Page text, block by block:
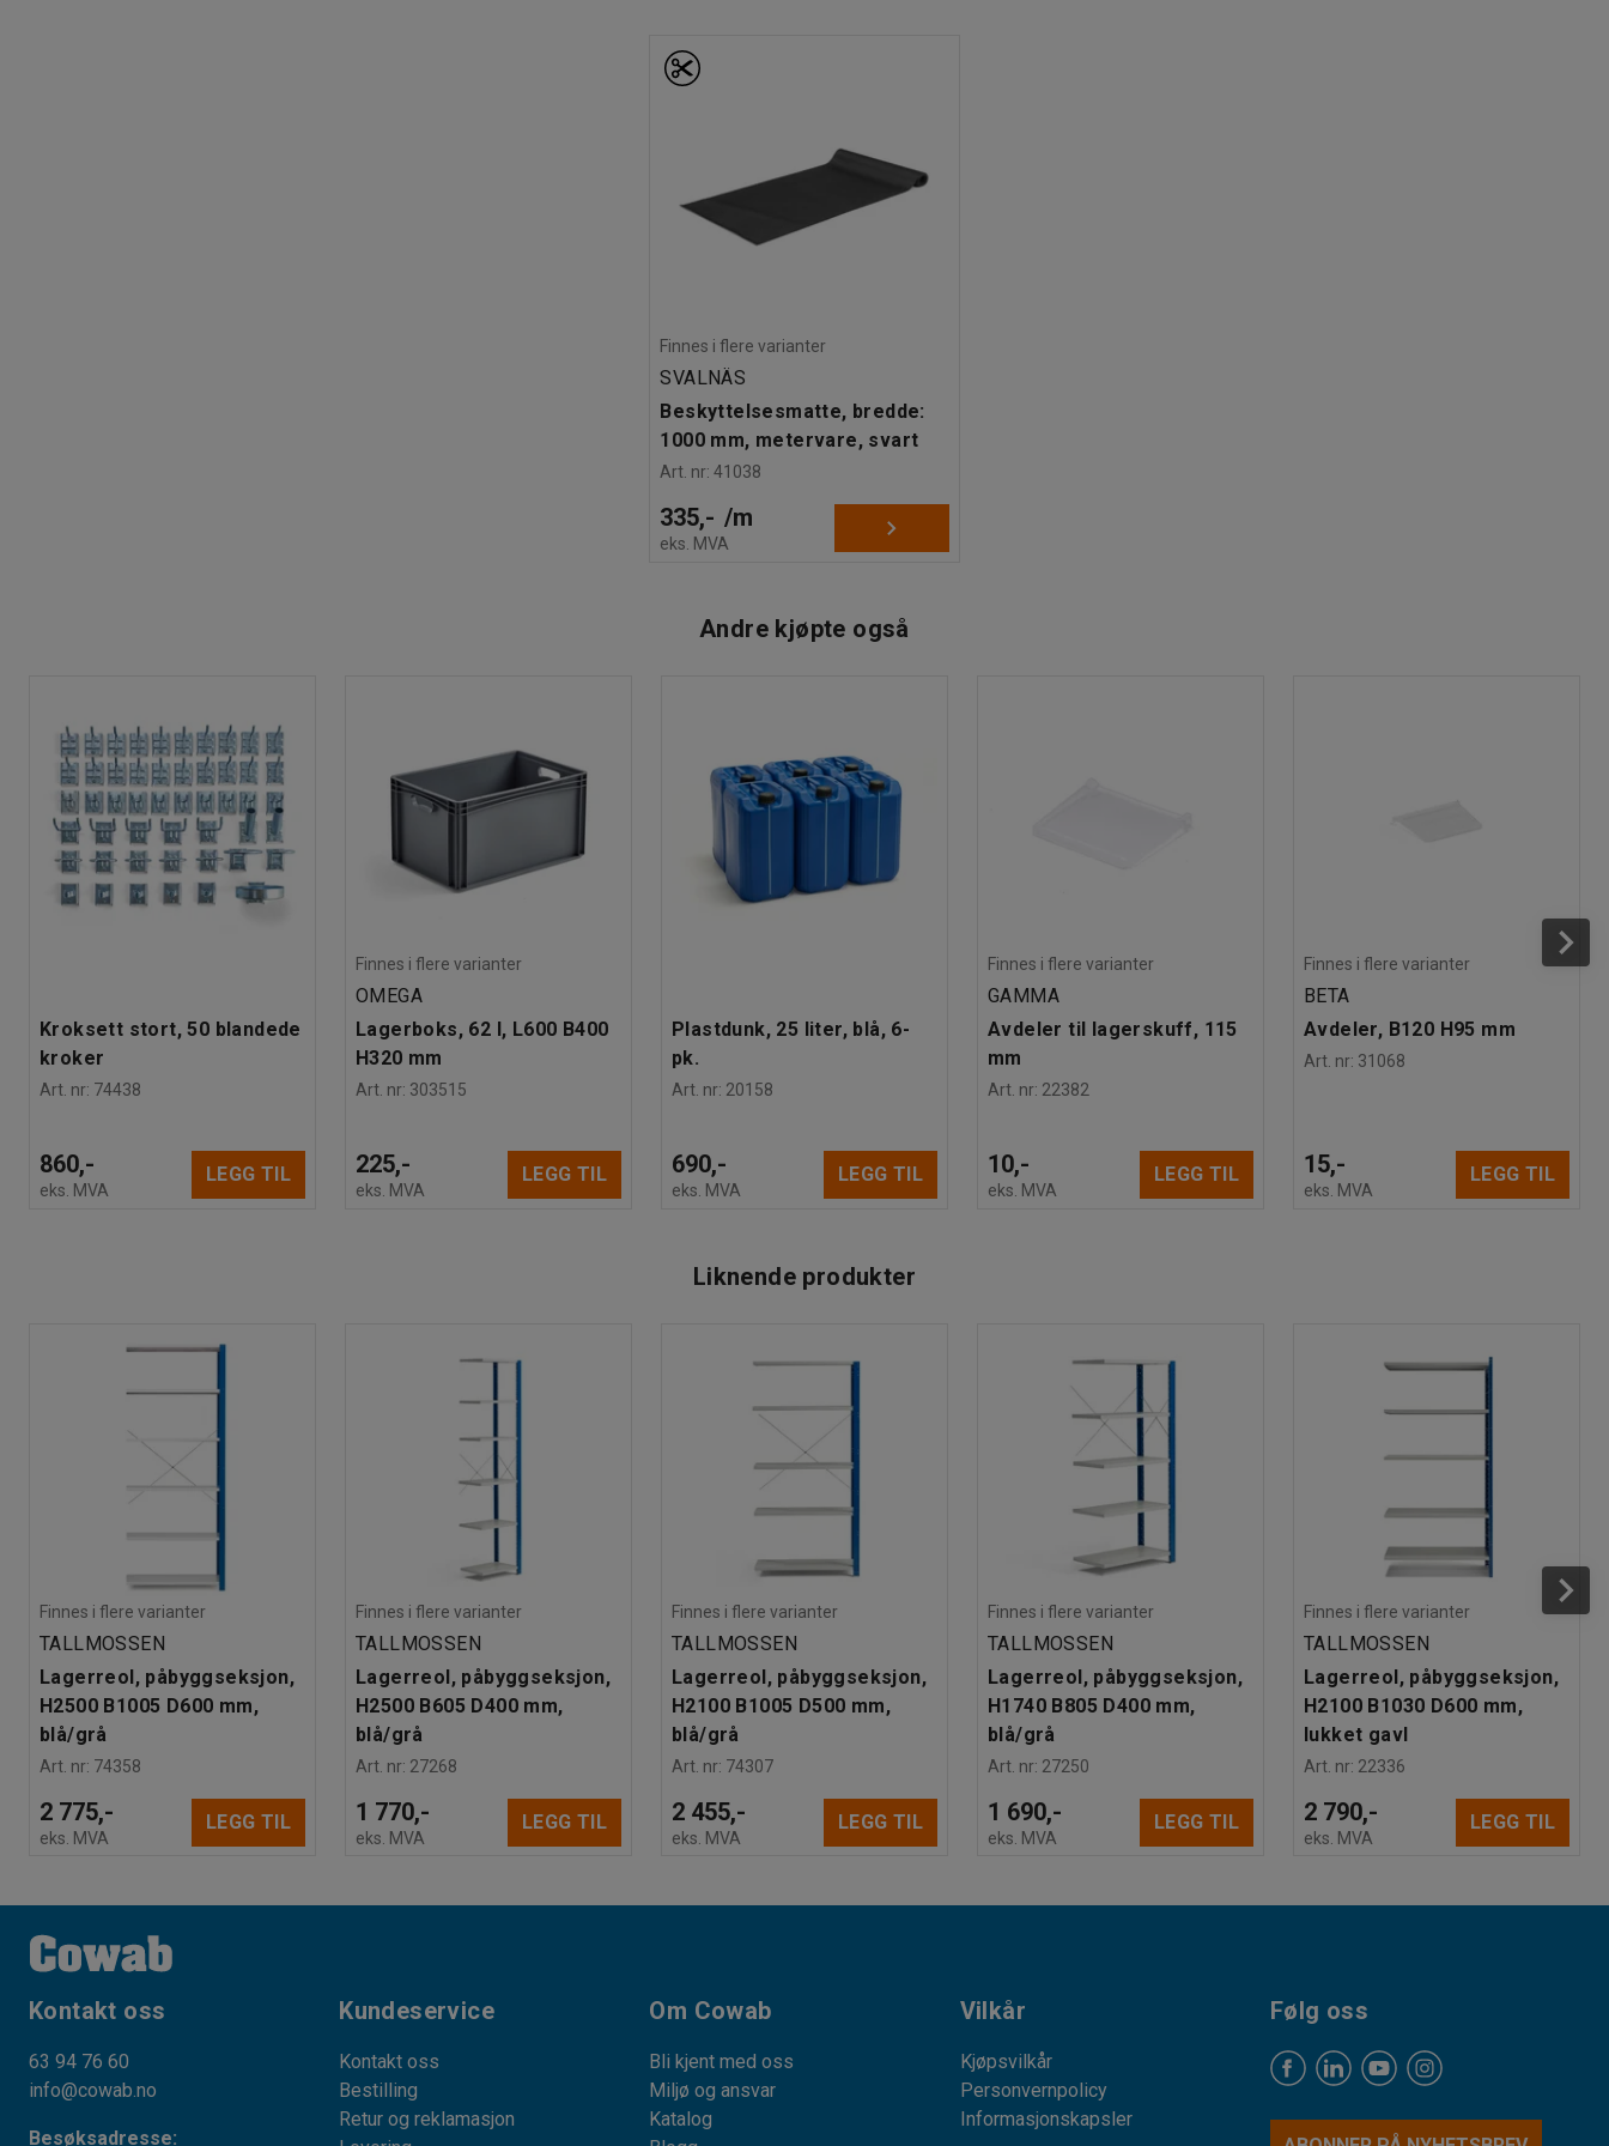
lagerinnredningen som skal utvides. Du trenger hverken skruer eller bolter for å bygge ut lagerhyllen.
Det er mulig å utvide hyllesystemet med flere påbygg. Du kan også supplere med ekstra hyller, dører,
skuffer og annet smart tilbehør til lagerinnredning, slik at du kan bygge en reolløsning som passer perfekt til
Finnes i flere varianter
SVALNÄS
Beskyttelsesmatte, bredde:
1000 mm, metervare, svart
Art. nr:41038
335,- /m
eks. MVA
Andre kjøpte også
Kroksett stort, 50 blandede
kroker
Art. nr: 74438
860,-
eks. MVA
LEGG TIL
Finnes i flere varianter
OMEGA
Lagerboks, 62 l, L600 B400
H320 mm
Art. nr: 303515
225,-
eks. MVA
LEGG TIL
Plastdunk, 25 liter, blå, 6-
pk.
Art. nr: 20158
690,-
eks. MVA
LEGG TIL
Finnes i flere varianter
GAMMA
Avdeler til lagerskuff, 115
mm
Art. nr: 22382
10,-
eks. MVA
LEGG TIL
Finnes i flere varianter
BETA
Avdeler, B120 H95 mm
Art. nr: 31068
15,-
eks. MVA
LEGG TIL
Liknende produkter
Finnes i flere varianter
TALLMOSSEN
Lagerreol, påbyggseksjon,
H2500 B1005 D600 mm,
blå/grå
Art. nr: 74358
2 775,-
eks. MVA
LEGG TIL
Finnes i flere varianter
TALLMOSSEN
Lagerreol, påbyggseksjon,
H2500 B605 D400 mm,
blå/grå
Art. nr: 27268
1 770,-
eks. MVA
LEGG TIL
Finnes i flere varianter
TALLMOSSEN
Lagerreol, påbyggseksjon,
H2100 B1005 D500 mm,
blå/grå
Art. nr: 74307
2 455,-
eks. MVA
LEGG TIL
Finnes i flere varianter
TALLMOSSEN
Lagerreol, påbyggseksjon,
H1740 B805 D400 mm,
blå/grå
Art. nr: 27250
1 690,-
eks. MVA
LEGG TIL
Finnes i flere varianter
TALLMOSSEN
Lagerreol, påbyggseksjon,
H2100 B1030 D600 mm,
lukket gavl
Art. nr: 22336
2 790,-
eks. MVA
LEGG TIL
Kontakt oss
63 94 76 60
info@cowab.no
Besøksadresse:
Kundeservice
Kontakt oss
Bestilling
Retur og reklamasjon
Om Cowab
Bli kjent med oss
Miljø og ansvar
Katalog
Vilkår
Kjøpsvilkår
Personvernpolicy
Informasjonskapsler
Følg oss